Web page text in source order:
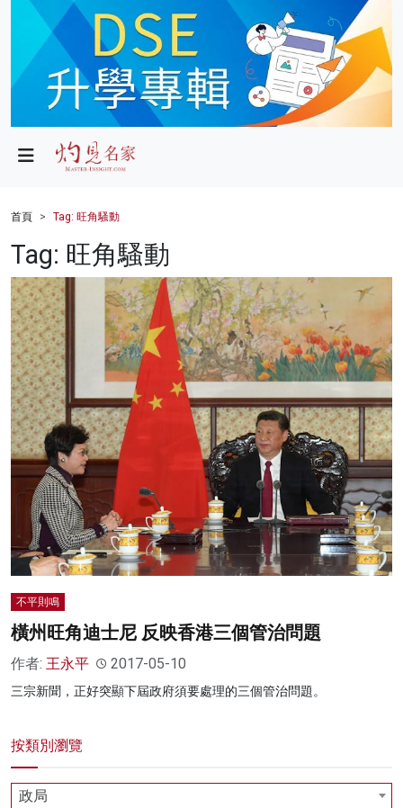
政局
財經
健康
商業
科技
影片
名家榜
灼見活動
關於我們
首頁 Tag: 旺角騷動
Tag: 旺角騷動
不平則鳴
橫州旺角迪士尼 反映香港三個管治問題
作者: 王永平 2017-05-10
三宗新聞，正好突顯下屆政府須要處理的三個管治問題。
按類別瀏覽
政局